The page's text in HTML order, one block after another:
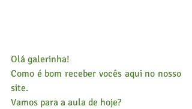
Olá galerinha!
Como é bom receber vocês aqui no nosso
site.
Vamos para a aula de hoje?